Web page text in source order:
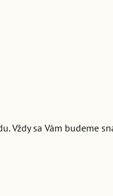
Vždy sa Vám budeme